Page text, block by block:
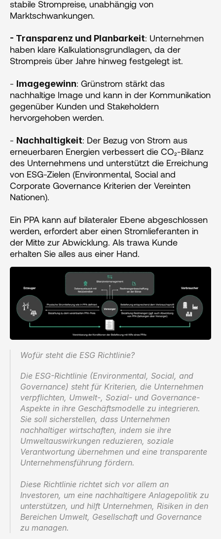
stabile Strompreise, unabhängig von
Marktschwankungen.
- Transparenz und Planbarkeit: Unternehmen
haben klare Kalkulationsgrundlagen, da der
Strompreis über Jahre hinweg festgelegt ist.
- Imagegewinn: Grünstrom stärkt das
nachhaltige Image und kann in der Kommunikation
gegenüber Kunden und Stakeholdern
hervorgehoben werden​​.
- Nachhaltigkeit: Der Bezug von Strom aus
erneuerbaren Energien verbessert die CO₂-Bilanz
des Unternehmens und unterstützt die Erreichung
von ESG-Zielen (Environmental, Social and
Corporate Governance Kriterien der Vereinten
Nationen)​​.
Ein PPA kann auf bilateraler Ebene abgeschlossen
werden, erfordert aber einen Stromlieferanten in
der Mitte zur Abwicklung. Als trawa Kunde
erhalten Sie alles aus einer Hand.
Wofür steht die ESG Richtlinie?‍
Die ESG-Richtlinie (Environmental, Social, and
Governance) steht für Kriterien, die Unternehmen
verpflichten, Umwelt-, Sozial- und Governance-
Aspekte in ihre Geschäftsmodelle zu integrieren.
Sie soll sicherstellen, dass Unternehmen
nachhaltiger wirtschaften, indem sie ihre
Umweltauswirkungen reduzieren, soziale
Verantwortung übernehmen und eine transparente
Unternehmensführung fördern.
Diese Richtlinie richtet sich vor allem an
Investoren, um eine nachhaltigere Anlagepolitik zu
unterstützen, und hilft Unternehmen, Risiken in den
Bereichen Umwelt, Gesellschaft und Governance
zu managen.